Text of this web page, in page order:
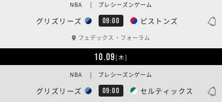
グリズリーズ 09:00 ピストンズ
NBA | プレシーズンゲーム
フェデックス・フォーラム
10.09[木]
グリズリーズ 09:00 セルティックス
NBA | プレシーズンゲーム